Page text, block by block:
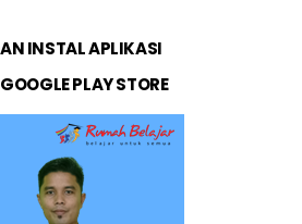
INSTAL APLIKASI
PLAY STORE